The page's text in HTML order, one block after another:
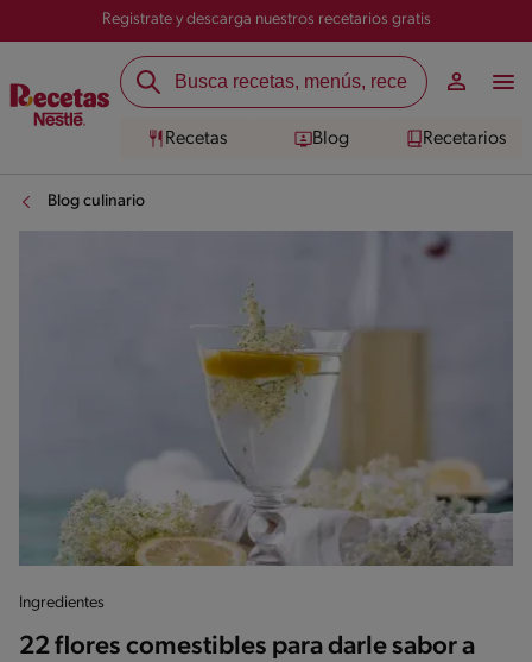
Registrate y descarga nuestros recetarios gratis
Recetas Blog Recetarios
Blog culinario
Ingredientes
22 flores comestibles para darle sabor a